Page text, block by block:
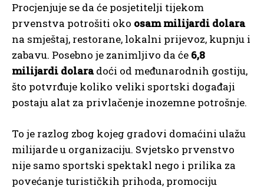
Procjenjuje se da će posjetitelji tijekom
prvenstva potrošiti oko osam milijardi dolara
na smještaj, restorane, lokalni prijevoz, kupnju i
zabavu. Posebno je zanimljivo da će 6,8
milijardi dolaradoći od međunarodnih gostiju,
što potvrđuje koliko veliki sportski događaji
postaju alat za privlačenje inozemne potrošnje.
To je razlog zbog kojeg gradovi domaćini ulažu
milijarde u organizaciju. Svjetsko prvenstvo
nije samo sportski spektakl nego i prilika za
povećanje turističkih prihoda, promociju